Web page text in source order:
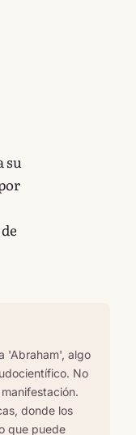
su
'Abraham', algo
No
donde los
que puede